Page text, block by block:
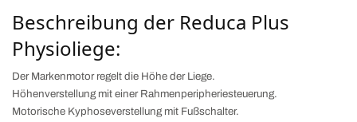
Beschreibung der Reduca Plus
Physioliege:
Der Markenmotor regelt die Höhe der Liege.
Höhenverstellung mit einer Rahmenperipheriesteuerung.
Motorische Kyphoseverstellung mit Fußschalter.